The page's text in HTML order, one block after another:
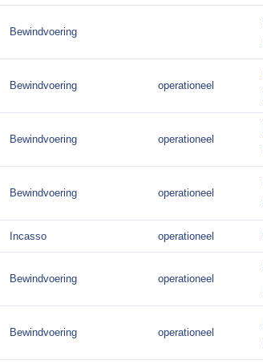
Bewindvoering
Bewindvoering operationeel
Bewindvoering operationeel
Bewindvoering operationeel
Incasso operationeel
Bewindvoering operationeel
Bewindvoering operationeel